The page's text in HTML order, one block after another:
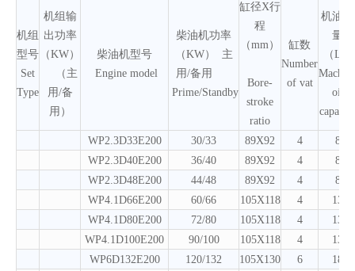
机组
型号
Set
Type
机组输
出功率
（KW）
（主
用/备
用）
柴油机型号
Engine model
柴油机功率
（KW） 主
用/备用
Prime/Standby
缸径X行
程
（mm）
Bore-
stroke
ratio
缸数
Number
of vat
机油容
量
（L）
oil
capacity
WP2.3D33E200 30/33 89X92 4
8
WP2.3D40E200
36/40 89X92 4
8
WP2.3D48E200
44/48 89X92 4
8
WP4.1D66E200
60/66 105X118 4
13
WP4.1D80E200
72/80 105X118 4
13
WP4.1D100E200
90/100 105X118 4
13
WP6D132E200
120/132 105X130 6
18